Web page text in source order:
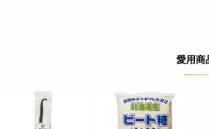
愛用商